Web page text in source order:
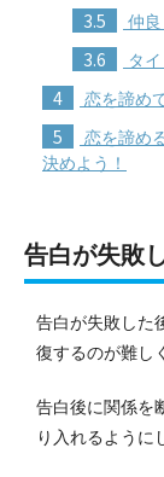
3.5 仲
3.6 タ
4 恋を諦め
5
恋を諦め
決めよう！
告白が失敗
告白が失敗した
復するのが難し
告白後に関係を
り入れるように